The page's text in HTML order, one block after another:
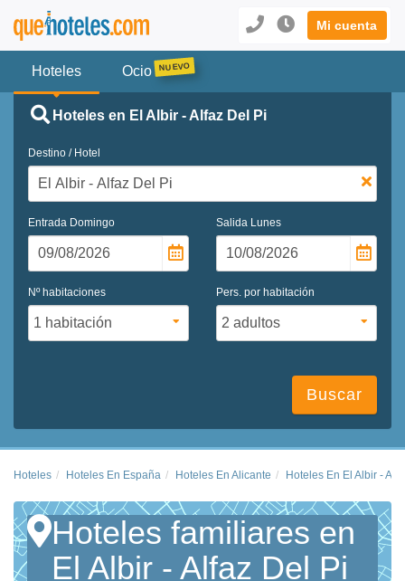
Mi cuenta
Hoteles Ocio
Hoteles en El Albir - Alfaz Del Pi
Destino / Hotel
Entrada Domingo Salida Lunes
Nº habitaciones Pers. por habitación
Buscar
Hoteles Hoteles En España Hoteles En Alicante Hoteles En El Albir -
Hoteles familiares en
El Albir - Alfaz Del Pi